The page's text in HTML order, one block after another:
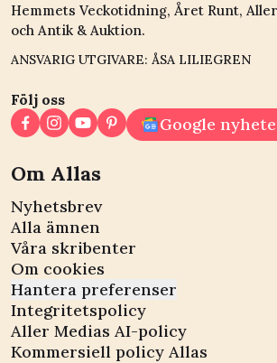
Hemmets Veckotidning, Året Runt,
och Antik & Auktion.
ANSVARIG UTGIVARE: ÅSA LILIEGREN
Följ oss
Google
Om Allas
Nyhetsbrev
Alla ämnen
Våra skribenter
Om cookies
Hantera preferenser
Integritetspolicy
Aller Medias AI-policy
Kommersiell policy Allas